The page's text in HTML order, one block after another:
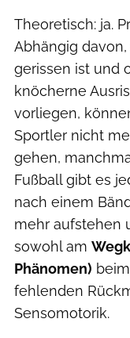
Theoretisch: ja.
Abhängig
gerissen ist und
knöcherne
vorliegen,
Sportler nicht
gehen,
Fußball gibt es
nach einem
mehr aufstehen
sowohl am
Phänomen)
fehlenden
Sensomotorik.